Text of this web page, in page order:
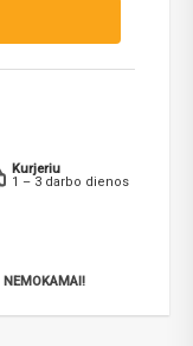
Kurjeriu
1 – 3 darbo dienos
NEMOKAMAI!